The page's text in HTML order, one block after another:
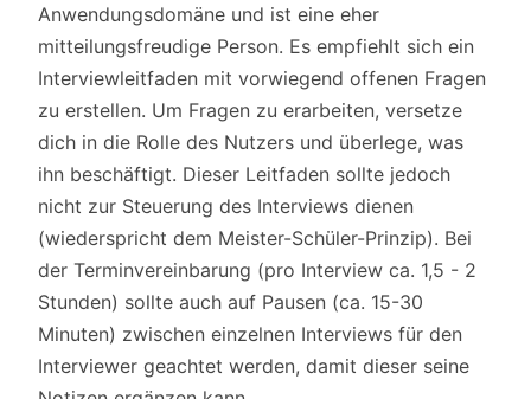
Anwendungsdomäne und ist eine eher
mitteilungsfreudige Person. Es empfiehlt sich ein
Interviewleitfaden mit vorwiegend offenen Fragen
zu erstellen. Um Fragen zu erarbeiten, versetze
dich in die Rolle des Nutzers und überlege, was
ihn beschäftigt. Dieser Leitfaden sollte jedoch
nicht zur Steuerung des Interviews dienen
(wiederspricht dem Meister-Schüler-Prinzip). Bei
der Terminvereinbarung (pro Interview ca. 1,5 - 2
Stunden) sollte auch auf Pausen (ca. 15-30
Minuten) zwischen einzelnen Interviews für den
Interviewer geachtet werden, damit dieser seine